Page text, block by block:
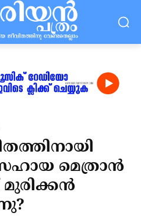
മെത്രാന്‍